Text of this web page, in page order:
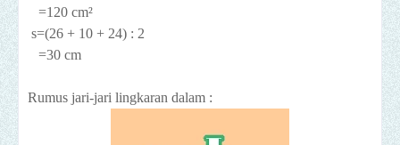
=120 cm²
s=(26 + 10 + 24) : 2
=30 cm
Rumus jari-jari lingkaran dalam :